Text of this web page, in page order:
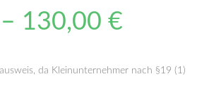
– 130,00€
da Kleinunternehmer nach §19 (1)